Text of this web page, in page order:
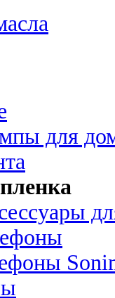
для